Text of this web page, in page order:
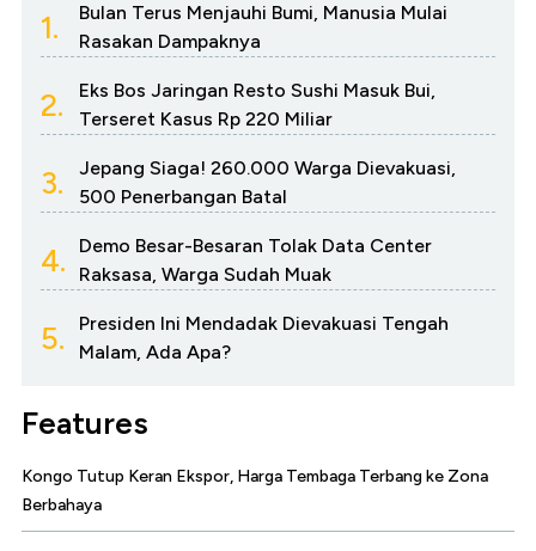
1.
Bulan Terus Menjauhi Bumi, Manusia Mulai
Rasakan Dampaknya
2.
Eks Bos Jaringan Resto Sushi Masuk Bui,
Terseret Kasus Rp 220 Miliar
3.
Jepang Siaga! 260.000 Warga Dievakuasi,
500 Penerbangan Batal
4.
Demo Besar-Besaran Tolak Data Center
Raksasa, Warga Sudah Muak
5.
Presiden Ini Mendadak Dievakuasi Tengah
Malam, Ada Apa?
Features
Kongo Tutup Keran Ekspor, Harga Tembaga Terbang ke Zona
Berbahaya